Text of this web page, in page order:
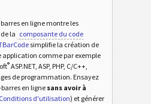
en ligne montre les
la composante du code
simplifie la création de
application comme par exemple
®ASP.NET, ASP, PHP, C/C++,
de programmation. Ensayez
en ligne sans avoir à
Conditions d'utilisation) et générer